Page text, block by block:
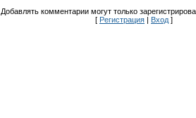
Добавлять комментарии могут только
[ Регистрация Вход]